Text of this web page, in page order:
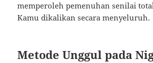
memperoleh pemenuhan senilai
Kamu dikalikan secara menyeluruh.
Metode Unggul pada